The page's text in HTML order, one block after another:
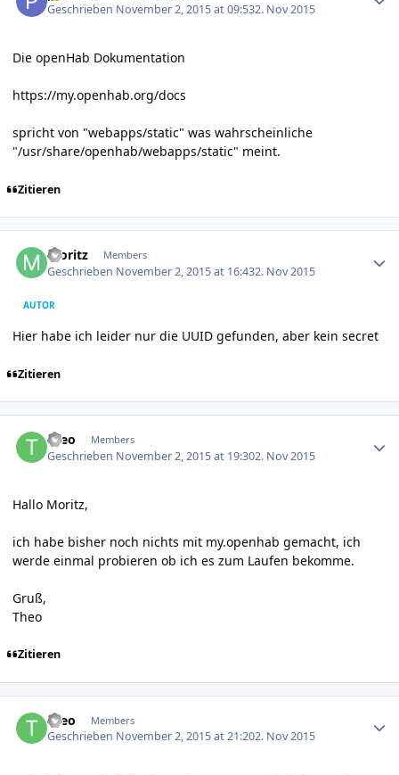
Geschrieben November 2, 2015 at 09:532. Nov 2015
Die openHab Dokumentation
https://my.openhab.org/docs
spricht von "webapps/static" was wahrscheinliche
"/usr/share/openhab/webapps/static" meint.
Zitieren
moritz Members
Geschrieben November 2, 2015 at 16:432. Nov 2015
AUTOR
Hier habe ich leider nur die UUID gefunden, aber kein secret
Zitieren
theo Members
Geschrieben November 2, 2015 at 19:302. Nov 2015
Hallo Moritz,
ich habe bisher noch nichts mit my.openhab gemacht, ich
werde einmal probieren ob ich es zum Laufen bekomme.
Gruß,
Theo
Zitieren
theo Members
Geschrieben November 2, 2015 at 21:202. Nov 2015